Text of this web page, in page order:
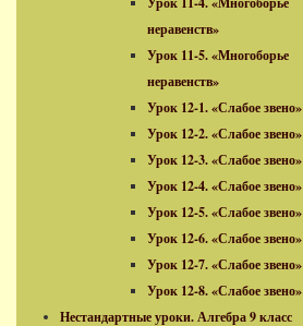
неравенств»
Урок 11-5. «Многоборье
неравенств»
Урок 12-1. «Слабое звено»
Урок 12-2. «Слабое звено»
Урок 12-3. «Слабое звено»
Урок 12-4. «Слабое звено»
Урок 12-5. «Слабое звено»
Урок 12-6. «Слабое звено»
Урок 12-7. «Слабое звено»
Урок 12-8. «Слабое звено»
Нестандартные уроки. Алгебра 9 класс